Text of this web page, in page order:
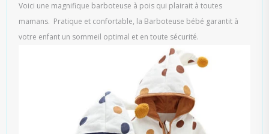
Voici une magnifique barboteuse à pois qui plairait à toutes
mamans. Pratique et confortable, la Barboteuse bébé garantit à
votre enfant un sommeil optimal et en toute sécurité.